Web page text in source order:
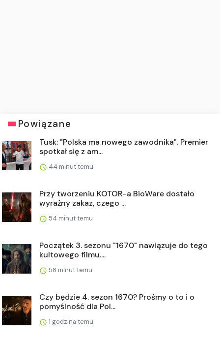
Powiązane
Tusk: "Polska ma nowego zawodnika". Premier
spotkał się z am...
44 minut temu
Przy tworzeniu KOTOR-a BioWare dostało
wyraźny zakaz, czego ...
54 minut temu
Początek 3. sezonu "1670" nawiązuje do tego
kultowego filmu....
58 minut temu
Czy będzie 4. sezon 1670? Prośmy o to i o
pomyślność dla Pol...
1 godzina temu